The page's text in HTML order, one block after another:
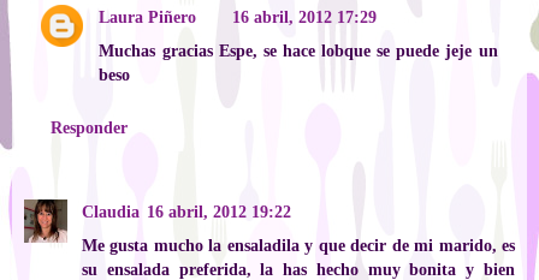
Laura Piñero
16 abril, 2012 17:29
Muchas gracias Espe, se hace lobque se puede jeje un
beso
Responder
Claudia 16 abril, 2012 19:22
Me gusta mucho la ensaladila y que decir de mi marido, es
su ensalada preferida, la has hecho muy bonita y bien